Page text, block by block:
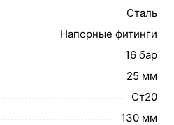
Сталь
Напорные фитинги
16 бар
25 мм
Ст20
130 мм